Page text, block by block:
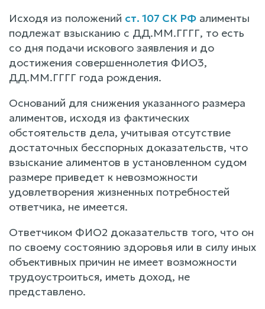
Исходя из положений ст. 107 СК РФ алименты
подлежат взысканию с ДД.ММ.ГГГГ, то есть
со дня подачи искового заявления и до
достижения совершеннолетия ФИО3,
ДД.ММ.ГГГГ года рождения.
Оснований для снижения указанного размера
алиментов, исходя из фактических
обстоятельств дела, учитывая отсутствие
достаточных бесспорных доказательств, что
взыскание алиментов в установленном судом
размере приведет к невозможности
удовлетворения жизненных потребностей
ответчика, не имеется.
Ответчиком ФИО2 доказательств того, что он
по своему состоянию здоровья или в силу иных
объективных причин не имеет возможности
трудоустроиться, иметь доход, не
представлено.